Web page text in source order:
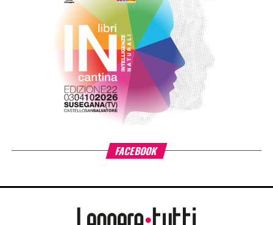
FACEBOOK